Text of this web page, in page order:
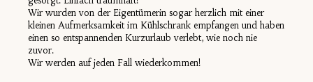
Wir wurden von der Eigentümerin sogar herzlich mit einer
kleinen Aufmerksamkeit im Kühlschrank empfangen und haben
einen so entspannenden Kurzurlaub verlebt, wie noch nie
zuvor.
Wir werden auf jeden Fall wiederkommen!